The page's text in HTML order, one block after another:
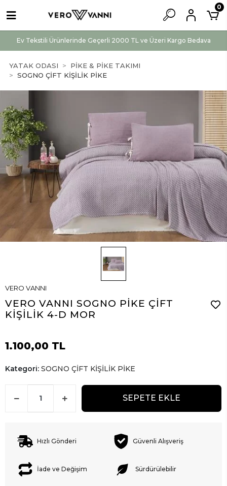
Ev Tekstili Ürünlerinde Geçerli 2000 TL ve Üzeri Kargo Bedava
0
YATAK ODASI
PİKE & PİKE TAKIMI
SOGNO ÇİFT KİŞİLİK PİKE
VERO VANNI
VERO VANNI SOGNO PİKE ÇİFT
KİŞİLİK 4-D MOR
1.100,00 TL
Kategori: SOGNO ÇİFT KİŞİLİK PİKE
SEPETE EKLE
Hızlı Gönderi Güvenli Alışveriş
İade ve Değişim Sürdürülebilir